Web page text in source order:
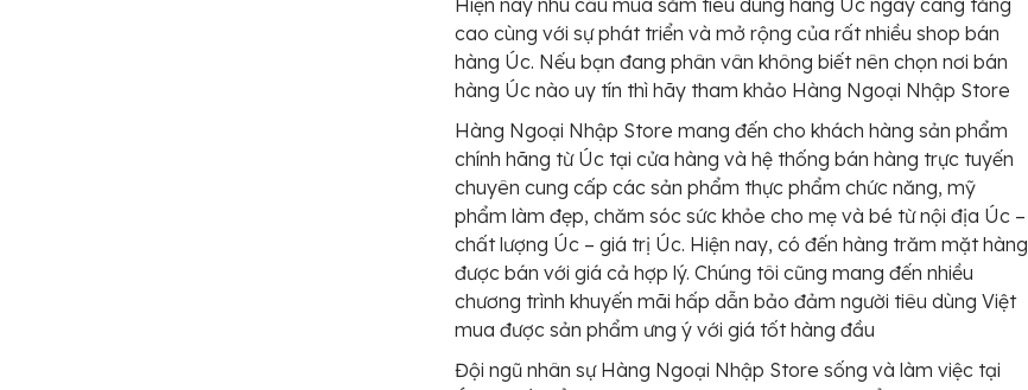
Hiện nay nhu cầu mua sắm tiêu dùng hàng Úc ngày càng tăng
cao cùng với sự phát triển và mở rộng của rất nhiều shop bán
hàng Úc. Nếu bạn đang phân vân không biết nên chọn nơi bán
hàng Úc nào uy tín thì hãy tham khảo Hàng Ngoại Nhập Store
Hàng Ngoại Nhập Store mang đến cho khách hàng sản phẩm
chính hãng từ Úc tại cửa hàng và hệ thống bán hàng trực tuyến
chuyên cung cấp các sản phẩm thực phẩm chức năng, mỹ
phẩm làm đẹp, chăm sóc sức khỏe cho mẹ và bé từ nội địa Úc –
chất lượng Úc – giá trị Úc. Hiện nay, có đến hàng trăm mặt hàng
được bán với giá cả hợp lý. Chúng tôi cũng mang đến nhiều
chương trình khuyến mãi hấp dẫn bảo đảm người tiêu dùng Việt
mua được sản phẩm ưng ý với giá tốt hàng đầu
Đội ngũ nhân sự Hàng Ngoại Nhập Store sống và làm việc tại